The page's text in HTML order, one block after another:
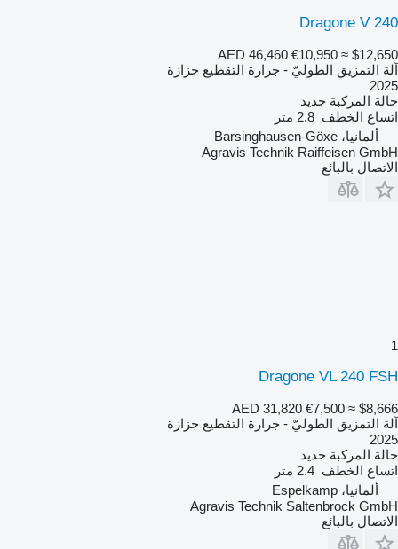
Dragone V 240
AED 46,460 €10,950 ≈ $12,650
آلة التمزيق الطوليّ - جرارة التقطيع جزازة
2025
حالة المركبة جديد
اتساع الخطف 2.8 متر
ألمانيا، Barsinghausen-Göxe
Agravis Technik Raiffeisen GmbH
الاتصال بالبائع
1
Dragone VL 240 FSH
AED 31,820 €7,500 ≈ $8,666
آلة التمزيق الطوليّ - جرارة التقطيع جزازة
2025
حالة المركبة جديد
اتساع الخطف 2.4 متر
ألمانيا، Espelkamp
Agravis Technik Saltenbrock GmbH
الاتصال بالبائع